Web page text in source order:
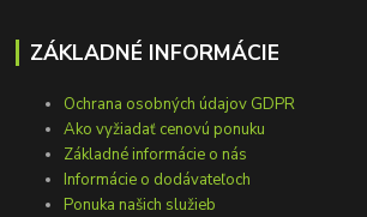
ZÁKLADNÉ INFORMÁCIE
Ochrana osobných údajov GDPR
Ako vyžiadať cenovú ponuku
Základné informácie o nás
Informácie o dodávateľoch
Ponuka našich služieb